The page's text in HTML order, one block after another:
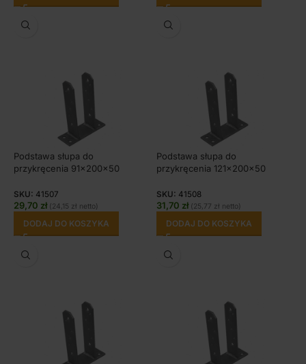
Podstawa słupa do
przykręcenia 91x200x50
SKU: 41507
29,70 zł (24,15 zł netto)
DODAJ DO KOSZYKA
Podstawa słupa do
przykręcenia 121x200x50
SKU: 41508
31,70 zł (25,77 zł netto)
DODAJ DO KOSZYKA